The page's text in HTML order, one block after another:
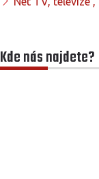
Kde nás najdete?